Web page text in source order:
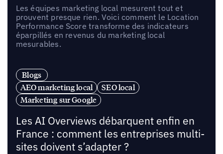
Les équipes marketing local mesurent tout et
prouvent presque rien. Voici comment le Location
Performance Score transforme des indicateurs
éparpillés en revenus du marketing local
mesurables.
Blogs
AEO marketing local
SEO local
Marketing sur Google
Les AI Overviews débarquent enfin en
France : comment les entreprises multi-
sites doivent s’adapter ?